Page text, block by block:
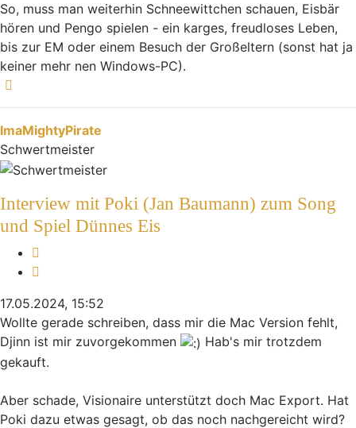
So, muss man weiterhin Schneewittchen schauen, Eisbär
hören und Pengo spielen - ein karges, freudloses Leben,
bis zur EM oder einem Besuch der Großeltern (sonst hat ja
keiner mehr nen Windows-PC).
ImaMightyPirate
Schwertmeister
Interview mit Poki (Jan Baumann) zum Song
und Spiel Dünnes Eis
17.05.2024, 15:52
Wollte gerade schreiben, dass mir die Mac Version fehlt,
Djinn ist mir zuvorgekommen
Hab's mir trotzdem
gekauft.
Aber schade, Visionaire unterstützt doch Mac Export. Hat
Poki dazu etwas gesagt, ob das noch nachgereicht wird?